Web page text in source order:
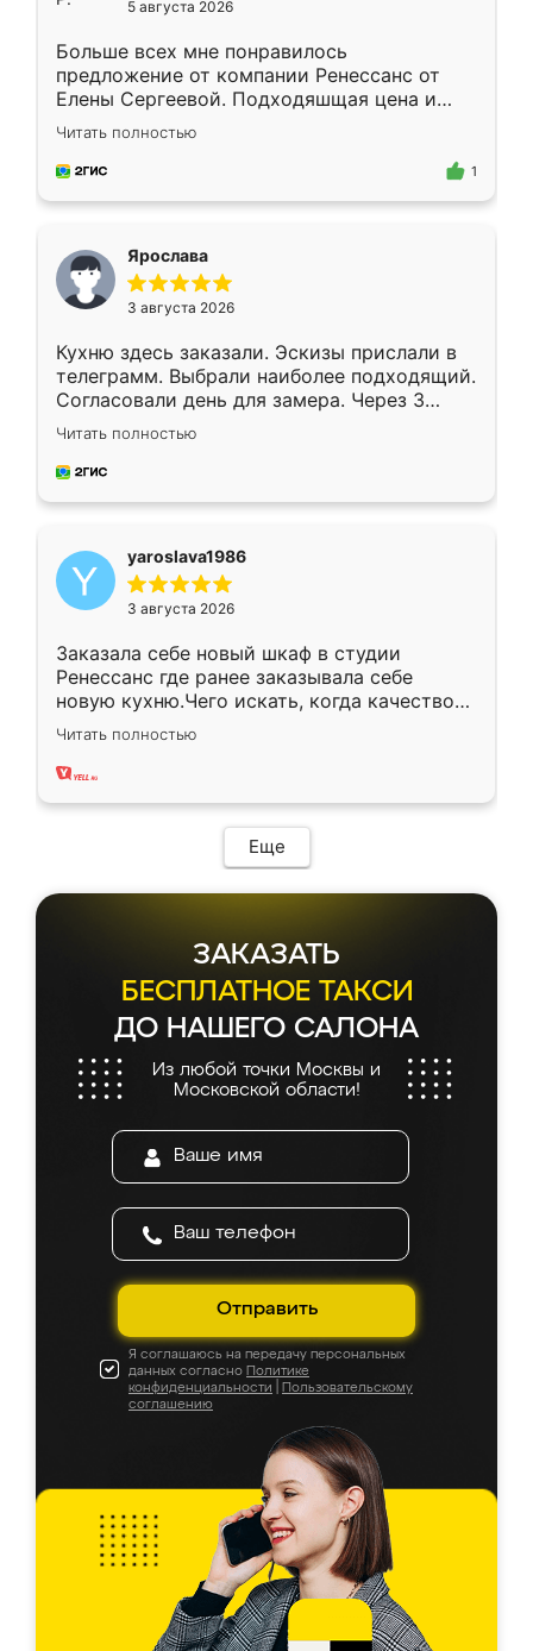
5 августа 2026
Больше всех мне понравилось
предложение от компании Ренессанс от
Елены Сергеевой. Подходяшщая цена и
короткие сроки изготовления. Приехавший
для замера сотрудник Владислав
предложил по моему эскизу самый
Читать полностью
1
Ярослава
3 августа 2026
Кухню здесь заказали. Эскизы прислали в
телеграмм. Выбрали наиболее подходящий.
Согласовали день для замера. Через 3
недели кухня была уже готова. Остались
довольны работой. Спасибо Ренессанс
мебель за качественную работу!
Читать полностью
yaroslava1986
3 августа 2026
Заказала себе новый шкаф в студии
Ренессанс где ранее заказывала себе
новую кухню.Чего искать, когда качеством
вполне довольна. Служит кухня уже почти
два года, нареканий нет.
Читать полностью
Еще
ЗАКАЗАТЬ
БЕСПЛАТНОЕ ТАКСИ
ДО НАШЕГО САЛОНА
Из любой точки Москвы и
Московской области!
Отправить
Я соглашаюсь на передачу персональных
данных согласно Политике
конфиденциальности
Пользовательскому
соглашению